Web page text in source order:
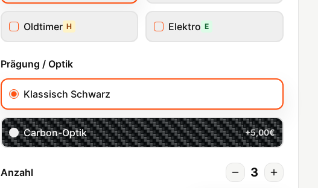
Oldtimer H Elektro E
Prägung / Optik
Klassisch Schwarz
Carbon-Optik +5,00€
Anzahl 3